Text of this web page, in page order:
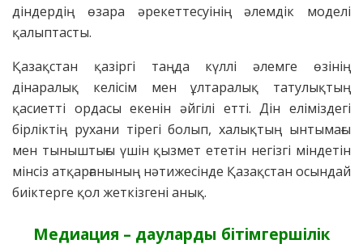
діндердің өзара әрекеттесуінің әлемдік моделі
қалыптасты.
Қазақстан қазіргі таңда күллі әлемге өзінің
дінаралық келісім мен ұлтаралық татулықтың
қасиетті ордасы екенін әйгілі етті. Дін еліміздегі
бірліктің рухани тірегі болып, халықтың ынтымағы
мен тыныштығы үшін қызмет ететін негізгі міндетін
мінсіз атқарғанының нәтижесінде Қазақстан осындай
биіктерге қол жеткізгені анық.
Медиация – дауларды бітімгершілік